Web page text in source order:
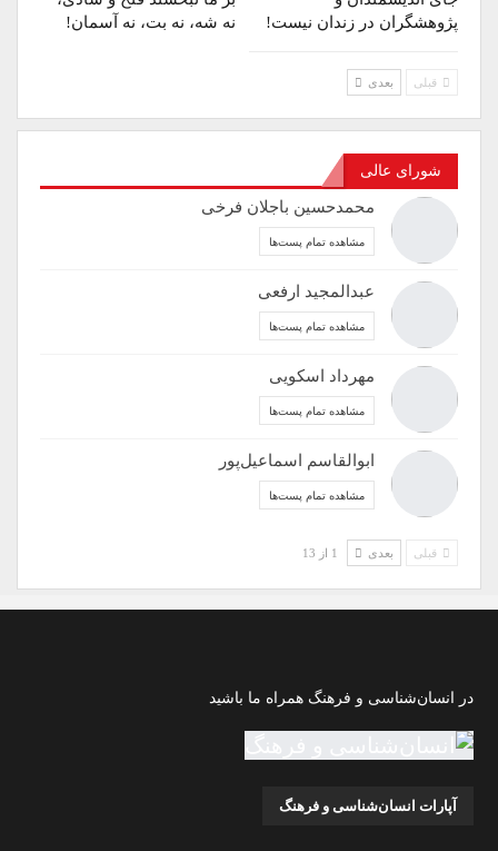
پژوهشگران در زندان نیست!
نه شه، نه بت، نه آسمان!
قبلی بعدی
شورای عالی
محمدحسین باجلان فرخی
مشاهده تمام پست‌ها
عبدالمجید ارفعی
مشاهده تمام پست‌ها
مهرداد اسکویی
مشاهده تمام پست‌ها
ابوالقاسم اسماعیل‌پور
مشاهده تمام پست‌ها
قبلی بعدی
در انسان‌شناسی و فرهنگ همراه ما باشید
آپارات انسان‌شناسی و فرهنگ